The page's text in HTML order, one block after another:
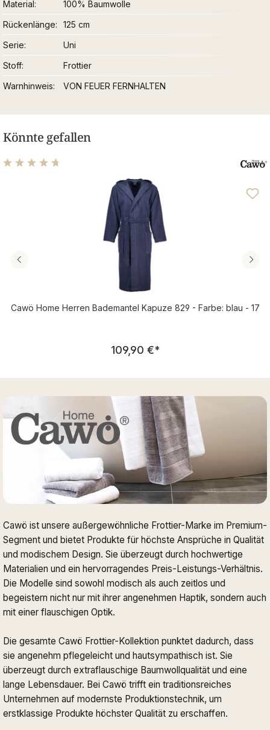
Material
100% Baumwolle
Rückenlänge
125 cm
Serie
Uni
Stoff
Frottier
Warnhinweis
VON FEUER FERNHALTEN
Könnte gefallen
Durchschnittliche Bewertung von 4.81 von 5 Sternen
Cawö Home Herren Bademantel Kapuze 829 - Farbe: blau - 17
Regulärer Preis:
109,90 €*
Cawö ist unsere außergewöhnliche Frottier-Marke im Premium-
Segment und bietet Produkte für höchste Ansprüche in Qualität
und modischem Design. Sie überzeugt durch hochwertige
Materialien und ein hervorragendes Preis-Leistungs-Verhältnis.
Die Modelle sind sowohl modisch als auch zeitlos und
begeistern nicht nur mit ihrer angenehmen Haptik, sondern auch
mit einer flauschigen Optik.
Die gesamte Cawö Frottier-Kollektion punktet dadurch, dass
sie angenehm pflegeleicht und hautsympathisch ist. Sie
überzeugt durch extraflauschige Baumwollqualität und eine
lange Lebensdauer. Bei Cawö trifft ein traditionsreiches
Unternehmen auf modernste Produktionstechnik, um
erstklassige Produkte höchster Qualität zu erschaffen.